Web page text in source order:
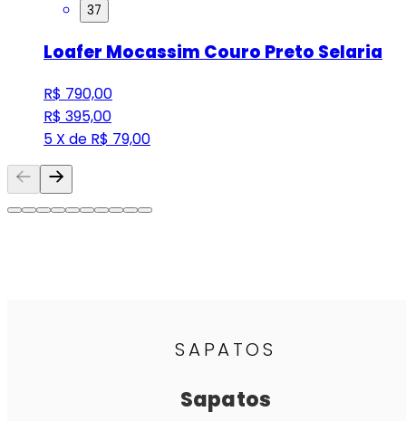
37
Loafer Mocassim Couro Preto Selaria
R$ 790,00
R$ 395,00
5 X de R$ 79,00
SAPATOS
Sapatos